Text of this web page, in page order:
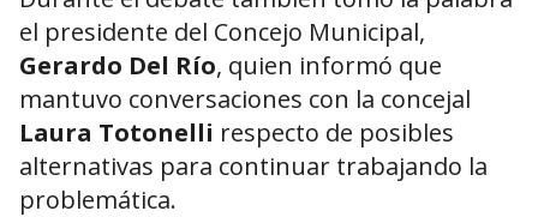
el presidente del Concejo Municipal,
Gerardo Del Río, quien informó que
mantuvo conversaciones con la concejal
Laura Totonelli respecto de posibles
alternativas para continuar trabajando la
problemática.